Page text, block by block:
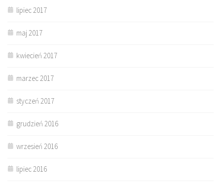
lipiec 2017
maj 2017
kwiecień 2017
marzec 2017
styczeń 2017
grudzień 2016
wrzesień 2016
lipiec 2016